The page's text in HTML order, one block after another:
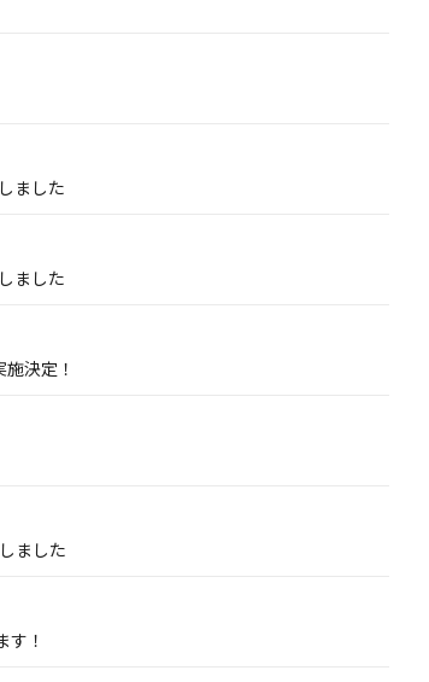
ました
ました
決定！
ました
す！